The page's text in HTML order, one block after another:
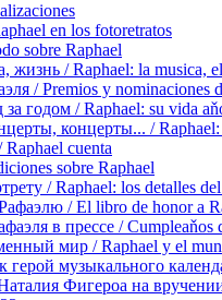
en los fotoretratos
sobre Raphael
жизнь / Raphael: la musica,
/ Premios y nominaciones
годом / Raphael: su vida
концерты... /
Raphael cuenta
sobre Raphael
/ Raphael: los detalles
/ El libro de honor a
в прессе / Cumpleaňos
мир / Raphael y el
герой музыкального
Фигероа на